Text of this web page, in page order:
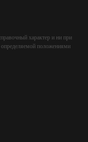
характер и ни при
определяемой положениями